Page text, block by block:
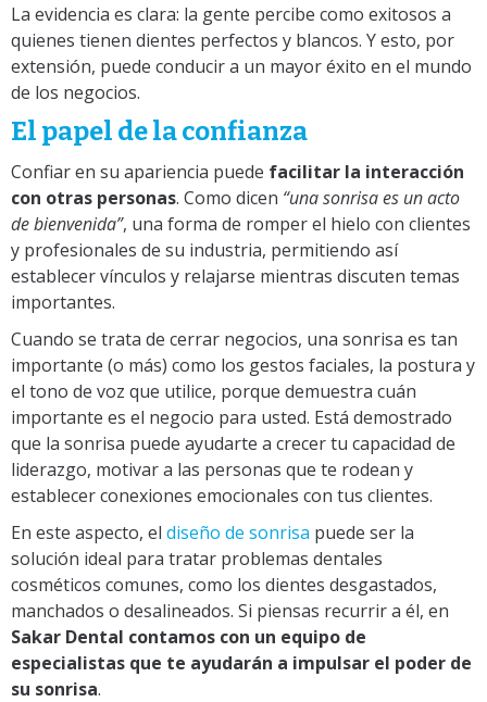
La evidencia es clara: la gente percibe como exitosos a
quienes tienen dientes perfectos y blancos. Y esto, por
extensión, puede conducir a un mayor éxito en el mundo
de los negocios.
El papel de la confianza
Confiar en su apariencia puede facilitar la interacción
con otras personas. Como dicen “una sonrisa es un acto
de bienvenida”, una forma de romper el hielo con clientes
y profesionales de su industria, permitiendo así
establecer vínculos y relajarse mientras discuten temas
importantes.
Cuando se trata de cerrar negocios, una sonrisa es tan
importante (o más) como los gestos faciales, la postura y
el tono de voz que utilice, porque demuestra cuán
importante es el negocio para usted. Está demostrado
que la sonrisa puede ayudarte a crecer tu capacidad de
liderazgo, motivar a las personas que te rodean y
establecer conexiones emocionales con tus clientes.
En este aspecto, el diseño de sonrisa puede ser la
solución ideal para tratar problemas dentales
cosméticos comunes, como los dientes desgastados,
manchados o desalineados. Si piensas recurrir a él, en
Sakar Dental contamos con un equipo de
especialistas que te ayudarán a impulsar el poder de
su sonrisa.